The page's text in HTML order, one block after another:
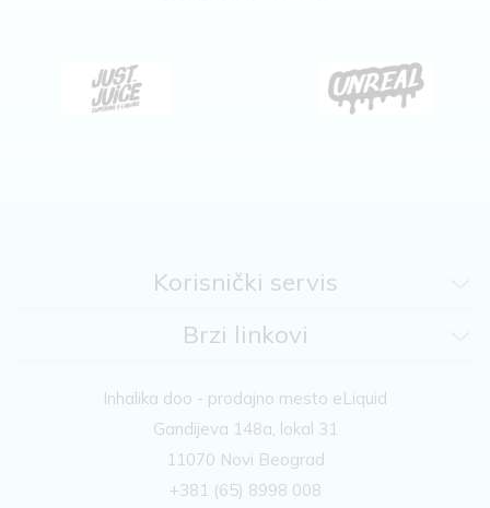
Korisnički servis
Brzi linkovi
Inhalika doo - prodajno mesto eLiquid
Gandijeva 148a, lokal 31
11070 Novi Beograd
+381 (65) 8998 008